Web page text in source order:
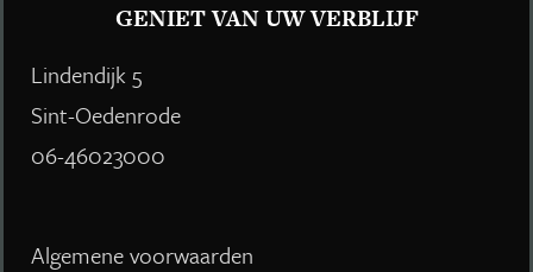
GENIET VAN UW VERBLIJF
Lindendijk 5
Sint-Oedenrode
06-46023000
Algemene voorwaarden